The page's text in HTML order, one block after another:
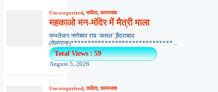
Uncategorized,कविता,काव्यभाषा
महकाओ मन-मंदिर में मैत्री माला
कमलेकर नागेश्वर राव ‘कमल’,हैदराबाद
(तेलंगाना)******************************...
Total Views : 59
August 5, 2026
Uncategorized,कविता,काव्यभाषा